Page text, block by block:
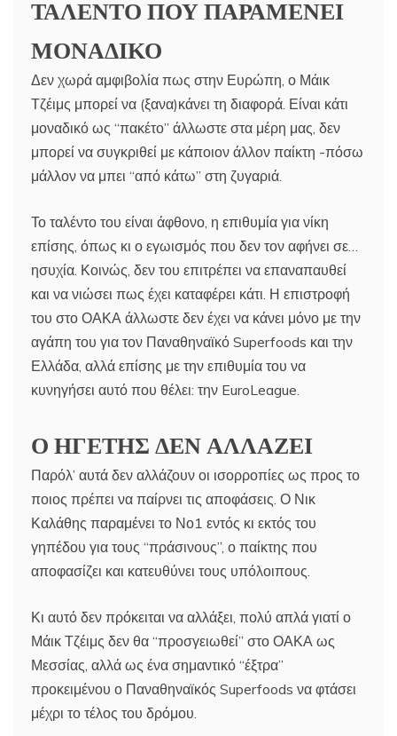
ΤΑΛΕΝΤΟ ΠΟΥ ΠΑΡΑΜΕΝΕΙ
ΜΟΝΑΔΙΚΟ
Δεν χωρά αμφιβολία πως στην Ευρώπη, ο Μάικ
Τζέιμς μπορεί να (ξανα)κάνει τη διαφορά. Είναι κάτι
μοναδικό ως “πακέτο” άλλωστε στα μέρη μας, δεν
μπορεί να συγκριθεί με κάποιον άλλον παίκτη -πόσω
μάλλον να μπει “από κάτω” στη ζυγαριά.
Το ταλέντο του είναι άφθονο, η επιθυμία για νίκη
επίσης, όπως κι ο εγωισμός που δεν τον αφήνει σε…
ησυχία. Κοινώς, δεν του επιτρέπει να επαναπαυθεί
και να νιώσει πως έχει καταφέρει κάτι. Η επιστροφή
του στο ΟΑΚΑ άλλωστε δεν έχει να κάνει μόνο με την
αγάπη του για τον Παναθηναϊκό Superfoods και την
Ελλάδα, αλλά επίσης με την επιθυμία του να
κυνηγήσει αυτό που θέλει: την EuroLeague.
Ο ΗΓΕΤΗΣ ΔΕΝ ΑΛΛΑΖΕΙ
Παρόλ’ αυτά δεν αλλάζουν οι ισορροπίες ως προς το
ποιος πρέπει να παίρνει τις αποφάσεις. Ο Νικ
Καλάθης παραμένει το Νο1 εντός κι εκτός του
γηπέδου για τους “πράσινους”, ο παίκτης που
αποφασίζει και κατευθύνει τους υπόλοιπους.
Κι αυτό δεν πρόκειται να αλλάξει, πολύ απλά γιατί ο
Μάικ Τζέιμς δεν θα “προσγειωθεί” στο ΟΑΚΑ ως
Μεσσίας, αλλά ως ένα σημαντικό “έξτρα”
προκειμένου ο Παναθηναϊκός Superfoods να φτάσει
μέχρι το τέλος του δρόμου.